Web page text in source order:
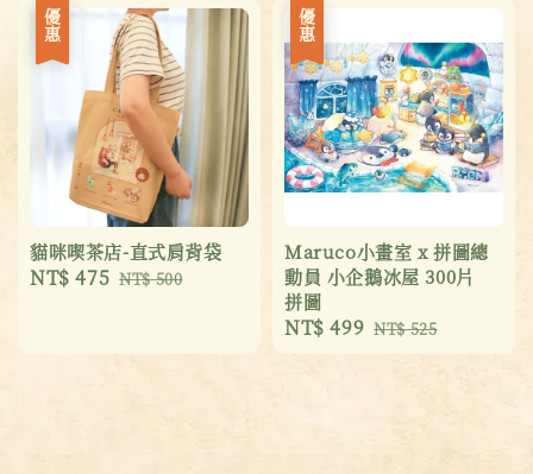
優惠
貓咪喫茶店-直式肩背袋
Sale
NT$ 475 Regular
NT$ 500
優惠
Maruco小畫室 x 拼圖總
動員 小企鵝冰屋 300片
拼圖
Sale
price
NT$ 499 Regular
price
NT$ 525